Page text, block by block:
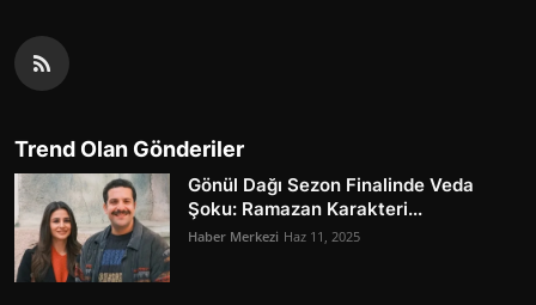
Trend Olan Gönderiler
Gönül Dağı Sezon Finalinde Veda
Şoku: Ramazan Karakteri...
Haber Merkezi Haz 11, 2025